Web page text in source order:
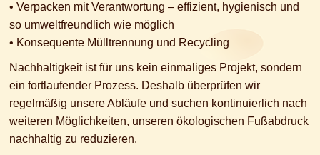
• Verpacken mit Verantwortung – effizient, hygienisch und
so umweltfreundlich wie möglich
• Konsequente Mülltrennung und Recycling
Nachhaltigkeit ist für uns kein einmaliges Projekt, sondern
ein fortlaufender Prozess. Deshalb überprüfen wir
regelmäßig unsere Abläufe und suchen kontinuierlich nach
weiteren Möglichkeiten, unseren ökologischen Fußabdruck
nachhaltig zu reduzieren.